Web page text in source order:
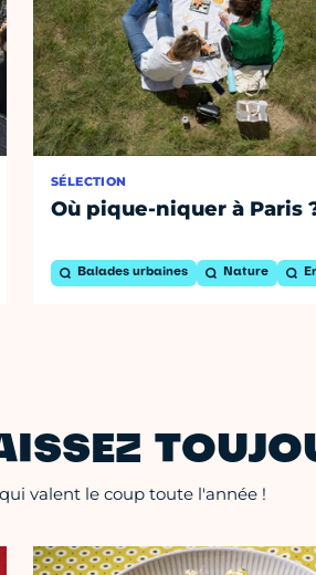
SÉLECTION
Où pique-niquer à Paris
Balades urbaines Nature
valent le coup toute l'année !